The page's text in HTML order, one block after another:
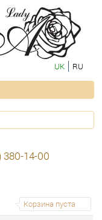
UK RU
380-14-00
Корзина пуста